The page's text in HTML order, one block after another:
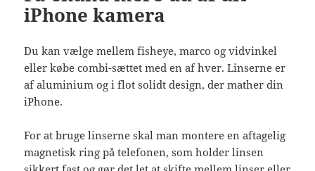
iPhone kamera
Du kan vælge mellem fisheye, marco og vidvinkel
eller købe combi-sættet med en af hver. Linserne er
af aluminium og i flot solidt design, der mather din
iPhone.
For at bruge linserne skal man montere en aftagelig
magnetisk ring på telefonen, som holder linsen